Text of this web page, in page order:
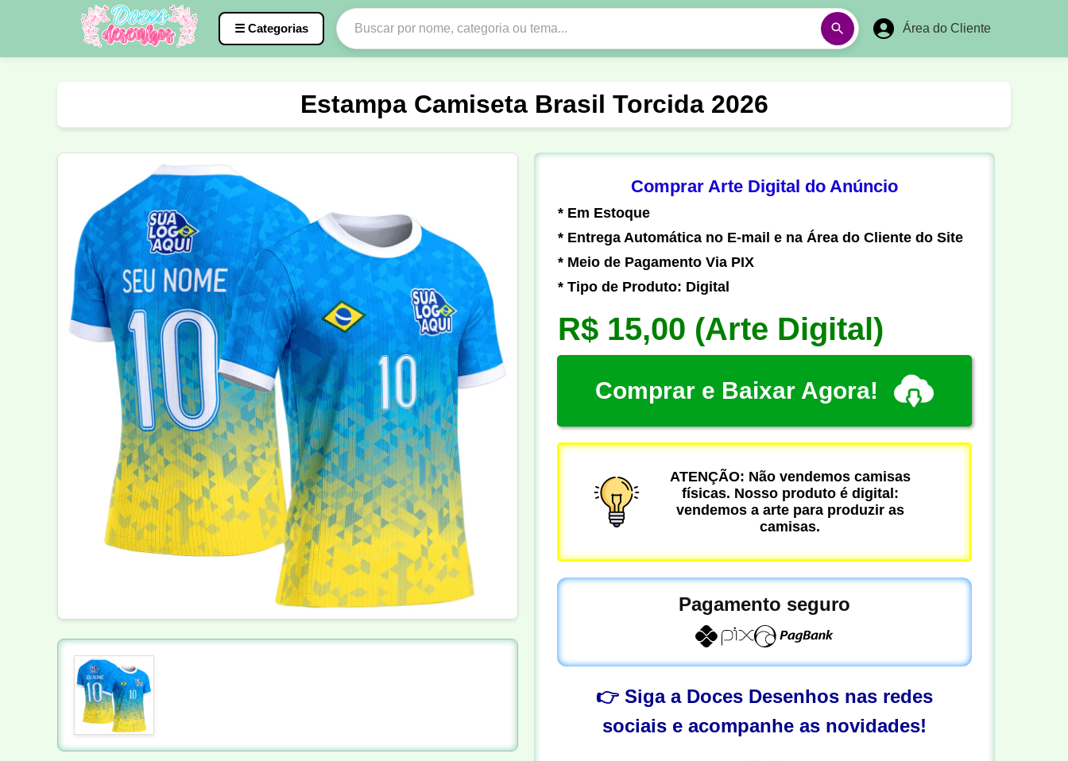
☰ Categorias Área do Cliente
Carnaval Natal Natalina Vôlei Futebol Amador Pesca
Motocross Ciclismo Nail Designer Pedagogia Biologia Geografia História Matemática
Língua Portuguesa
Estampa Camiseta Brasil Torcida 2026
Comprar Arte Digital do Anúncio
* Em Estoque
* Entrega Automática no E-mail e na Área do Cliente do Site
* Meio de Pagamento Via PIX
* Tipo de Produto: Digital
R$ 15,00 (Arte Digital)
Comprar e Baixar Agora!
ATENÇÃO: Não vendemos camisas
físicas. Nosso produto é digital:
vendemos a arte para produzir as
camisas.
Pagamento seguro
👉 Siga a Doces Desenhos nas redes
sociais e acompanhe as novidades!